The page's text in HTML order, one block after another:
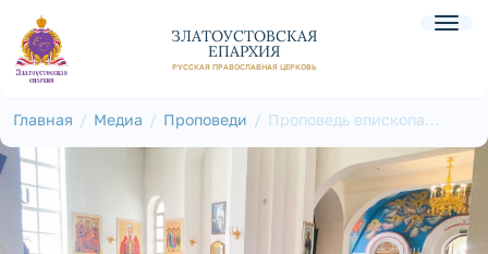
ЗЛАТОУСТОВСКАЯ
ЕПАРХИЯ
РУССКАЯ ПРАВОСЛАВНАЯ ЦЕРКОВЬ
Главная Медиа Проповеди
Проповедь епископа
Златоустовского и
Саткинского Петра в
Неделю 5-ю Великого
Египетской в
Серафимовском
кафедральном соборе г.
Златоуст 21 апреля 2024 г.